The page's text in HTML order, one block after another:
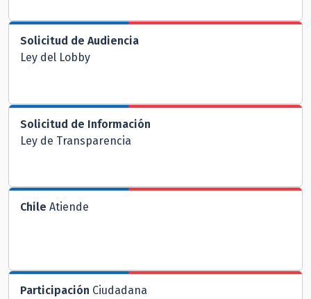
Solicitud de Audiencia
Ley del Lobby
Solicitud de Información
Ley de Transparencia
Chile Atiende
Participación Ciudadana